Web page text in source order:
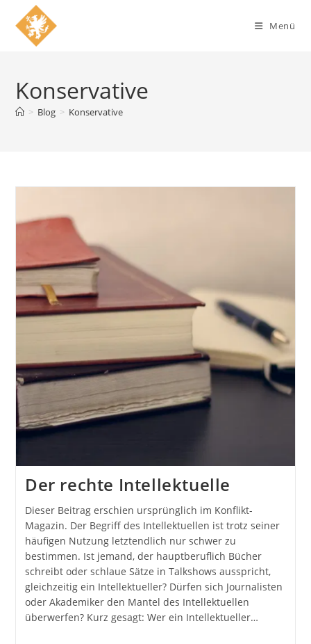
Inhalt
springen
Menü
Konservative
> Blog > Konservative
Der rechte Intellektuelle
Dieser Beitrag erschien ursprünglich im Konflikt-
Magazin. Der Begriff des Intellektuellen ist trotz seiner
häufigen Nutzung letztendlich nur schwer zu
bestimmen. Ist jemand, der hauptberuflich Bücher
schreibt oder schlaue Sätze in Talkshows ausspricht,
gleichzeitig ein Intellektueller? Dürfen sich Journalisten
oder Akademiker den Mantel des Intellektuellen
überwerfen? Kurz gesagt: Wer ein Intellektueller…